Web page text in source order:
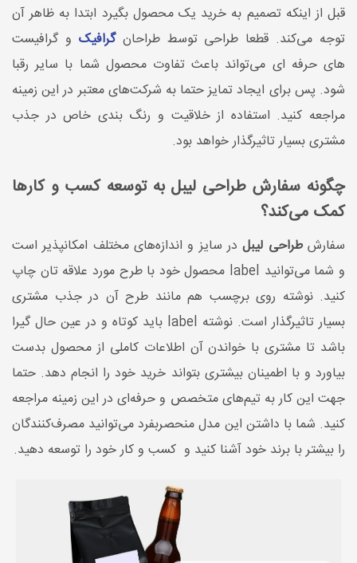
قبل از اینکه تصمیم به خرید یک محصول بگیرد ابتدا به ظاهر آن
توجه می‌کند. قطعا طراحی توسط طراحانگرافیک و گرافیست
های حرفه ای می‌تواند باعث تفاوت محصول شما با سایر رقبا
شود. پس برای ایجاد تمایز حتما به شرکت‌های معتبر در این زمینه
مراجعه کنید. استفاده از خلاقیت و رنگ بندی خاص در جذب
مشتری بسیار تاثیرگذار خواهد بود.
چگونه سفارش طراحی لیبل به توسعه کسب و کارها
کمک می‌کند؟
سفارشطراحی لیبلدر سایز و‌ اندازه‌های مختلف امکانپذیر است
و شما می‌توانید label محصول خود با طرح مورد علاقه تان چاپ
کنید. نوشته روی برچسب هم مانند طرح آن در جذب مشتری
بسیار تاثیرگذار است. نوشته label باید کوتاه و در عین حال گیرا
باشد تا مشتری با خواندن آن اطلاعات کاملی از محصول بدست
بیاورد و با اطمینان بیشتری بتواند خرید خود را انجام دهد. حتما
جهت این کار به تیم‌های متخصص و حرفه‌ای در این زمینه مراجعه
کنید. شما با داشتن این مدل منحصربفرد می‌توانید مصرف‌کنندگان
را بیشتر با برند خود آشنا کنید و کسب و کار خود را توسعه دهید.